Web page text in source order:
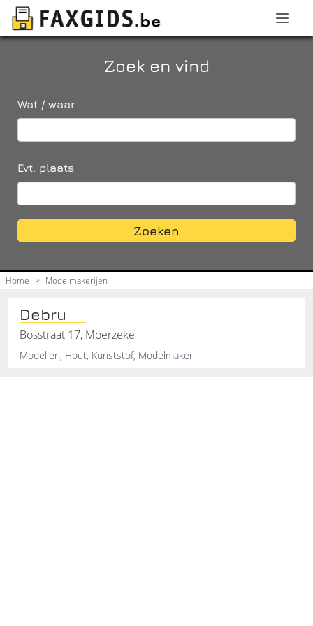
Zoek en vind
Wat / waar
Evt. plaats
Zoeken
Home > Modelmakerijen
Debru
Bosstraat 17, Moerzeke
Modellen, Hout, Kunststof, Modelmakerij